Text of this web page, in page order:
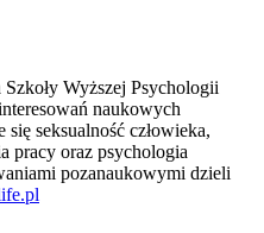
Wyższej Psychologii
naukowych
seksualność człowieka,
pracy oraz psychologia
pozanaukowymi dzieli